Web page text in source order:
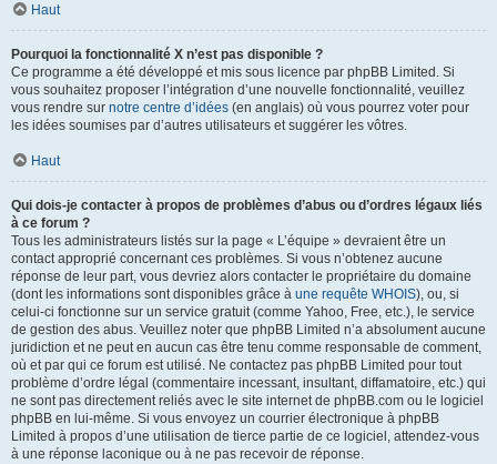
Haut
Pourquoi la fonctionnalité X n’est pas disponible ?
Ce programme a été développé et mis sous licence par phpBB Limited. Si
vous souhaitez proposer l’intégration d’une nouvelle fonctionnalité, veuillez
vous rendre sur notre centre d’idées (en anglais) où vous pourrez voter pour
les idées soumises par d’autres utilisateurs et suggérer les vôtres.
Haut
Qui dois-je contacter à propos de problèmes d’abus ou d’ordres légaux liés
à ce forum ?
Tous les administrateurs listés sur la page « L’équipe » devraient être un
contact approprié concernant ces problèmes. Si vous n’obtenez aucune
réponse de leur part, vous devriez alors contacter le propriétaire du domaine
(dont les informations sont disponibles grâce à une requête WHOIS), ou, si
celui-ci fonctionne sur un service gratuit (comme Yahoo, Free, etc.), le service
de gestion des abus. Veuillez noter que phpBB Limited n’a absolument aucune
juridiction et ne peut en aucun cas être tenu comme responsable de comment,
où et par qui ce forum est utilisé. Ne contactez pas phpBB Limited pour tout
problème d’ordre légal (commentaire incessant, insultant, diffamatoire, etc.) qui
ne sont pas directement reliés avec le site internet de phpBB.com ou le logiciel
phpBB en lui-même. Si vous envoyez un courrier électronique à phpBB
Limited à propos d’une utilisation de tierce partie de ce logiciel, attendez-vous
à une réponse laconique ou à ne pas recevoir de réponse.